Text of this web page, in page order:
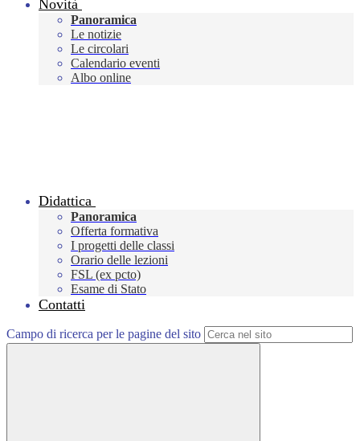
Novità
Panoramica
Le notizie
Le circolari
Calendario eventi
Albo online
Didattica
Panoramica
Offerta formativa
I progetti delle classi
Orario delle lezioni
FSL (ex pcto)
Esame di Stato
Contatti
Campo di ricerca per le pagine del sito